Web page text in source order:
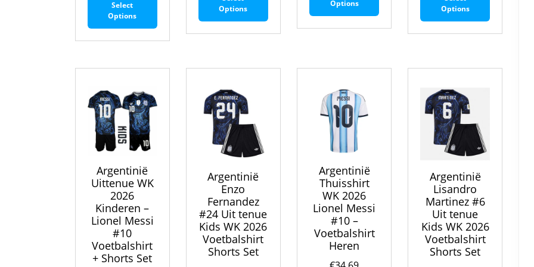
Select
Options
meerdere
gekozen
Options
meerdere
optie
Options
variaties.
productpagina
Options
optie
Argentinië
Uittenue WK
2026
Kinderen –
Lionel Messi
#10
Voetbalshirt
+ Shorts Set
Argentinië
Enzo
Fernandez
#24 Uit tenue
Kids WK 2026
Voetbalshirt
Shorts Set
Argentinië
Thuisshirt
WK 2026
Lionel Messi
#10 –
Voetbalshirt
Heren
Argentinië
Lisandro
Martinez #6
Uit tenue
Kids WK 2026
Voetbalshirt
Shorts Set